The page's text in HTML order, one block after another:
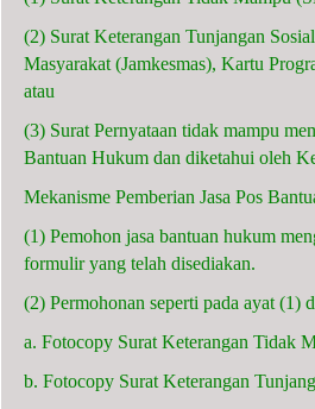
(2) Surat Keterangan Tunjangan
Masyarakat (Jamkesmas), Kartu
atau
(3) Surat Pernyataan tidak mampu
Bantuan Hukum dan diketahui oleh
Mekanisme Pemberian Jasa Pos
(1) Pemohon jasa bantuan hukum
formulir yang telah disediakan.
(2) Permohonan seperti pada ayat (1)
a. Fotocopy Surat Keterangan Tidak
b. Fotocopy Surat Keterangan